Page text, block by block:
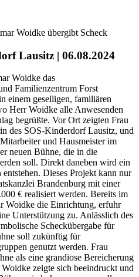
Lausitz | 06.08.2024
Woidke das
Familienzentrum Forst
einem geselligen, familiären
Herr Woidke alle Anwesenden
begrüßte. Vor Ort zeigten Frau
des SOS-Kinderdorf Lausitz, und
und Hausmeister im
neuen Bühne, die in die
soll. Direkt daneben wird ein
Dieses Projekt kann nur
Brandenburg mit einer
€ realisiert werden. Bereits im
Woidke die Einrichtung, erfuhr
Unterstützung zu. Anlässlich des
Scheckübergabe für
soll zukünftig für
genutzt werden. Frau
als eine grandiose Bereicherung
zeigte sich beeindruckt und